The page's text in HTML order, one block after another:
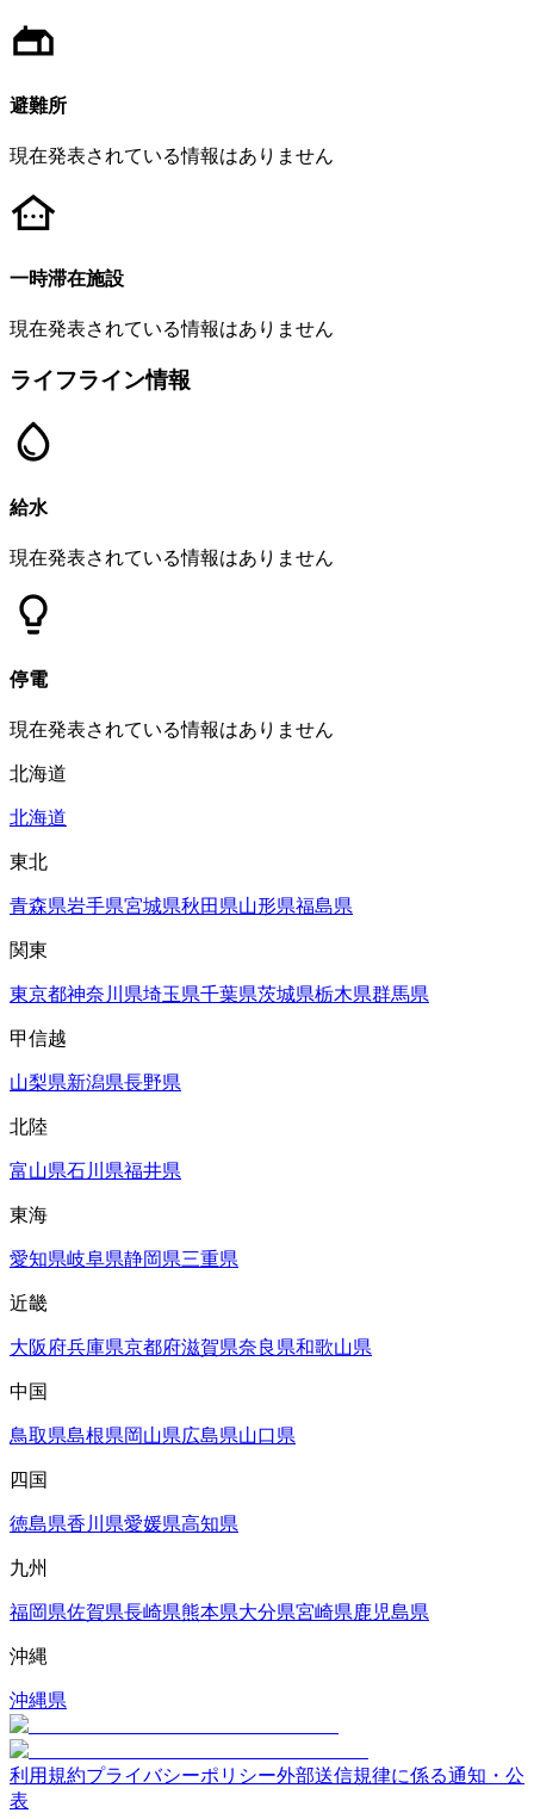
避難所
現在発表されている情報はありません
一時滞在施設
現在発表されている情報はありません
ライフライン情報
給水
現在発表されている情報はありません
停電
現在発表されている情報はありません
北海道
北海道
東北
青森県岩手県宮城県秋田県山形県福島県
関東
東京都神奈川県埼玉県千葉県茨城県栃木県群馬県
甲信越
山梨県新潟県長野県
北陸
富山県石川県福井県
東海
愛知県岐阜県静岡県三重県
近畿
大阪府兵庫県京都府滋賀県奈良県和歌山県
中国
鳥取県島根県岡山県広島県山口県
四国
徳島県香川県愛媛県高知県
九州
福岡県佐賀県長崎県熊本県大分県宮崎県鹿児島県
沖縄
沖縄県
利用規約プライバシーポリシー外部送信規律に係る通知・公
表